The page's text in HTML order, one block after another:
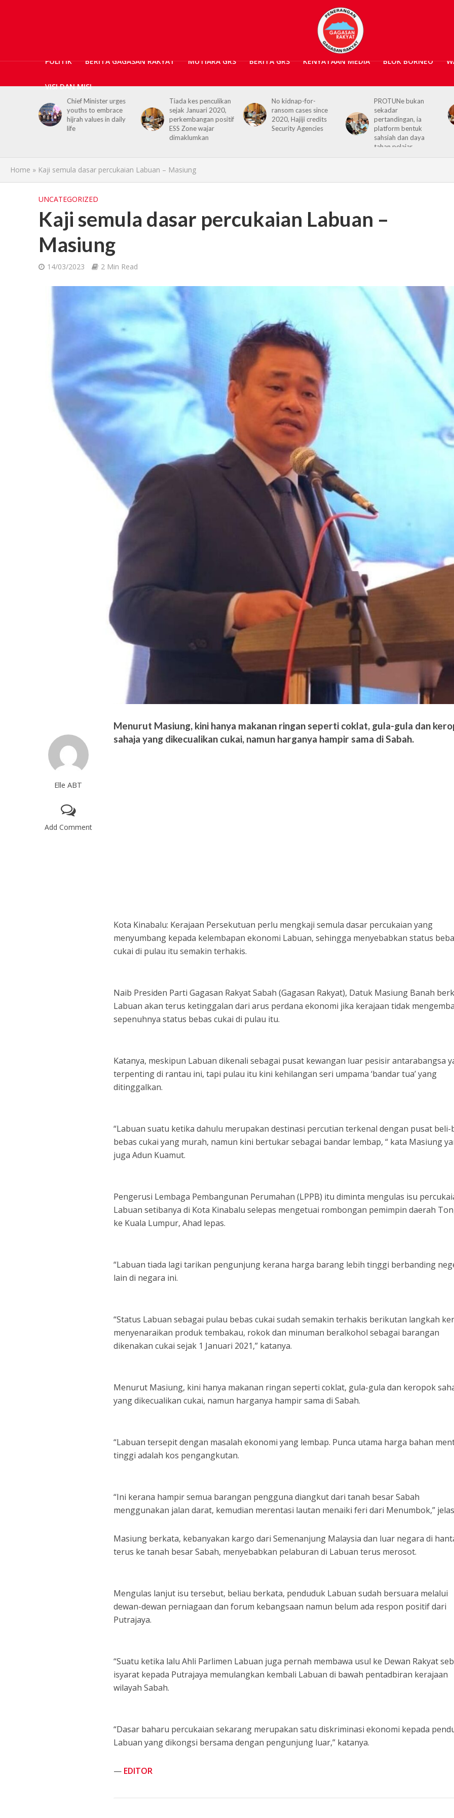
POLITIK BERITA GAGASAN RAKYAT MUTIARA GRS BERITA GRS KENYATAAN MEDIA BLOK BORNEO
VISI DAN MISI
Tiada kes penculikan
sejak Januari 2020,
perkembangan positif
ESS Zone wajar
No kidnap-for-
ransom cases since
2020, Hajiji credits
Security Agencies
PROTUNe bukan
sekadar
pertandingan, ia
platform bentuk
Hajiji receives UK High
Commissioner,
reaffirms enduring
Sabah–UK ties
Home » Kaji semula dasar percukaian Labuan – Masiung
UNCATEGORIZED
Kaji semula dasar percukaian Labuan –
Masiung
14/03/2023 2 Min Read
Elle ABT
Add Comment
Menurut Masiung, kini hanya makanan ringan seperti coklat, gula-gula dan
sahaja yang dikecualikan cukai, namun harganya hampir sama di Sabah.
Kota Kinabalu: Kerajaan Persekutuan perlu mengkaji semula dasar percukaian yang
menyumbang kepada kelembapan ekonomi Labuan, sehingga menyebabkan status
cukai di pulau itu semakin terhakis.
Naib Presiden Parti Gagasan Rakyat Sabah (Gagasan Rakyat), Datuk Masiung Banah
Labuan akan terus ketinggalan dari arus perdana ekonomi jika kerajaan tidak
sepenuhnya status bebas cukai di pulau itu.
Katanya, meskipun Labuan dikenali sebagai pusat kewangan luar pesisir antarabangsa
terpenting di rantau ini, tapi pulau itu kini kehilangan seri umpama ‘bandar tua’ yang
ditinggalkan.
“Labuan suatu ketika dahulu merupakan destinasi percutian terkenal dengan pusat beli-
bebas cukai yang murah, namun kini bertukar sebagai bandar lembap, “ kata Masiung
juga Adun Kuamut.
Pengerusi Lembaga Pembangunan Perumahan (LPPB) itu diminta mengulas isu
Labuan setibanya di Kota Kinabalu selepas mengetuai rombongan pemimpin daerah
ke Kuala Lumpur, Ahad lepas.
“Labuan tiada lagi tarikan pengunjung kerana harga barang lebih tinggi berbanding
lain di negara ini.
“Status Labuan sebagai pulau bebas cukai sudah semakin terhakis berikutan langkah
menyenaraikan produk tembakau, rokok dan minuman beralkohol sebagai barangan
dikenakan cukai sejak 1 Januari 2021,” katanya.
Menurut Masiung, kini hanya makanan ringan seperti coklat, gula-gula dan keropok
yang dikecualikan cukai, namun harganya hampir sama di Sabah.
“Labuan tersepit dengan masalah ekonomi yang lembap. Punca utama harga bahan
tinggi adalah kos pengangkutan.
“Ini kerana hampir semua barangan pengguna diangkut dari tanah besar Sabah
menggunakan jalan darat, kemudian merentasi lautan menaiki feri dari Menumbok,”
Masiung berkata, kebanyakan kargo dari Semenanjung Malaysia dan luar negara di
terus ke tanah besar Sabah, menyebabkan pelaburan di Labuan terus merosot.
Mengulas lanjut isu tersebut, beliau berkata, penduduk Labuan sudah bersuara melalui
dewan-dewan perniagaan dan forum kebangsaan namun belum ada respon positif dari
Putrajaya.
“Suatu ketika lalu Ahli Parlimen Labuan juga pernah membawa usul ke Dewan Rakyat
isyarat kepada Putrajaya memulangkan kembali Labuan di bawah pentadbiran kerajaan
wilayah Sabah.
“Dasar baharu percukaian sekarang merupakan satu diskriminasi ekonomi kepada
Labuan yang dikongsi bersama dengan pengunjung luar,” katanya.
— EDITOR